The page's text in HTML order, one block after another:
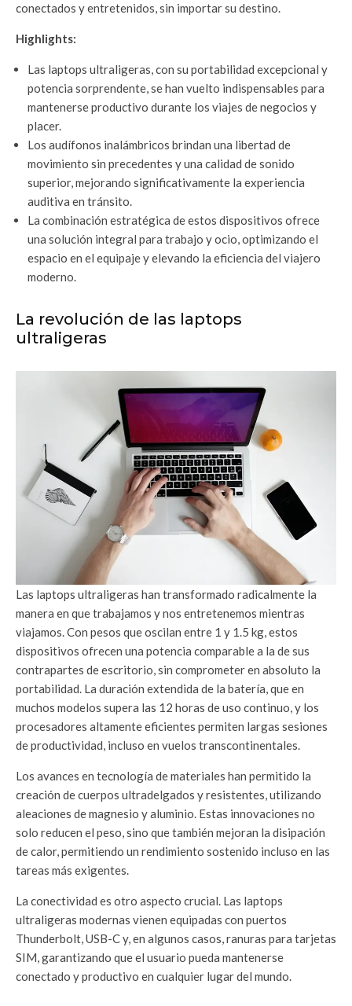
conectados y entretenidos, sin importar su destino.
Highlights:
Las laptops ultraligeras, con su portabilidad excepcional y
potencia sorprendente, se han vuelto indispensables para
mantenerse productivo durante los viajes de negocios y
placer.
Los audífonos inalámbricos brindan una libertad de
movimiento sin precedentes y una calidad de sonido
superior, mejorando significativamente la experiencia
auditiva en tránsito.
La combinación estratégica de estos dispositivos ofrece
una solución integral para trabajo y ocio, optimizando el
espacio en el equipaje y elevando la eficiencia del viajero
moderno.
La revolución de las laptops
ultraligeras
Las laptops ultraligeras han transformado radicalmente la
manera en que trabajamos y nos entretenemos mientras
viajamos. Con pesos que oscilan entre 1 y 1.5 kg, estos
dispositivos ofrecen una potencia comparable a la de sus
contrapartes de escritorio, sin comprometer en absoluto la
portabilidad. La duración extendida de la batería, que en
muchos modelos supera las 12 horas de uso continuo, y los
procesadores altamente eficientes permiten largas sesiones
de productividad, incluso en vuelos transcontinentales.
Los avances en tecnología de materiales han permitido la
creación de cuerpos ultradelgados y resistentes, utilizando
aleaciones de magnesio y aluminio. Estas innovaciones no
solo reducen el peso, sino que también mejoran la disipación
de calor, permitiendo un rendimiento sostenido incluso en las
tareas más exigentes.
La conectividad es otro aspecto crucial. Las laptops
ultraligeras modernas vienen equipadas con puertos
Thunderbolt, USB-C y, en algunos casos, ranuras para tarjetas
SIM, garantizando que el usuario pueda mantenerse
conectado y productivo en cualquier lugar del mundo.